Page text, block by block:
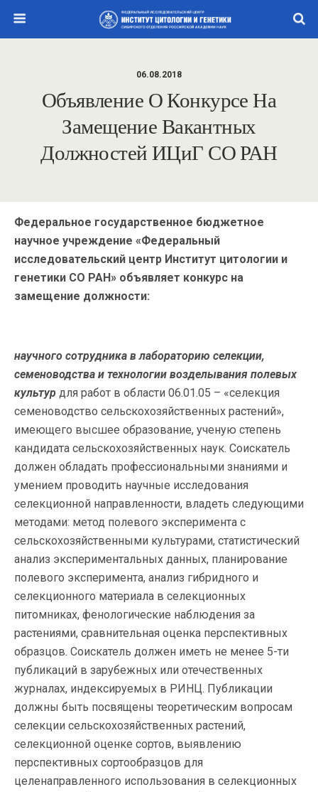
06.08.2018
Объявление О Конкурсе На
Замещение Вакантных
Должностей ИЦиГ СО РАН
Федеральное государственное бюджетное
научное учреждение «Федеральный
исследовательский центр Институт цитологии и
генетики СО РАН» объявляет конкурс на
замещение должности:
научного сотрудника в лабораторию селекции,
семеноводства и технологии возделывания полевых
культур для работ в области 06.01.05 – «селекция
семеноводство сельскохозяйственных растений»,
имеющего высшее образование, ученую степень
кандидата сельскохозяйственных наук. Соискатель
должен обладать профессиональными знаниями и
умением проводить научные исследования
селекционной направленности, владеть следующими
методами: метод полевого эксперимента с
сельскохозяйственными культурами, статистический
анализ экспериментальных данных, планирование
полевого эксперимента, анализ гибридного и
селекционного материала в селекционных
питомниках, фенологические наблюдения за
растениями, сравнительная оценка перспективных
образцов. Соискатель должен иметь не менее 5-ти
публикаций в зарубежных или отечественных
журналах, индексируемых в РИНЦ. Публикации
должны быть посвящены теоретическим вопросам
селекции сельскохозяйственных растений,
селекционной оценке сортов, выявлению
перспективных сортообразцов для
целенаправленного использования в селекционных